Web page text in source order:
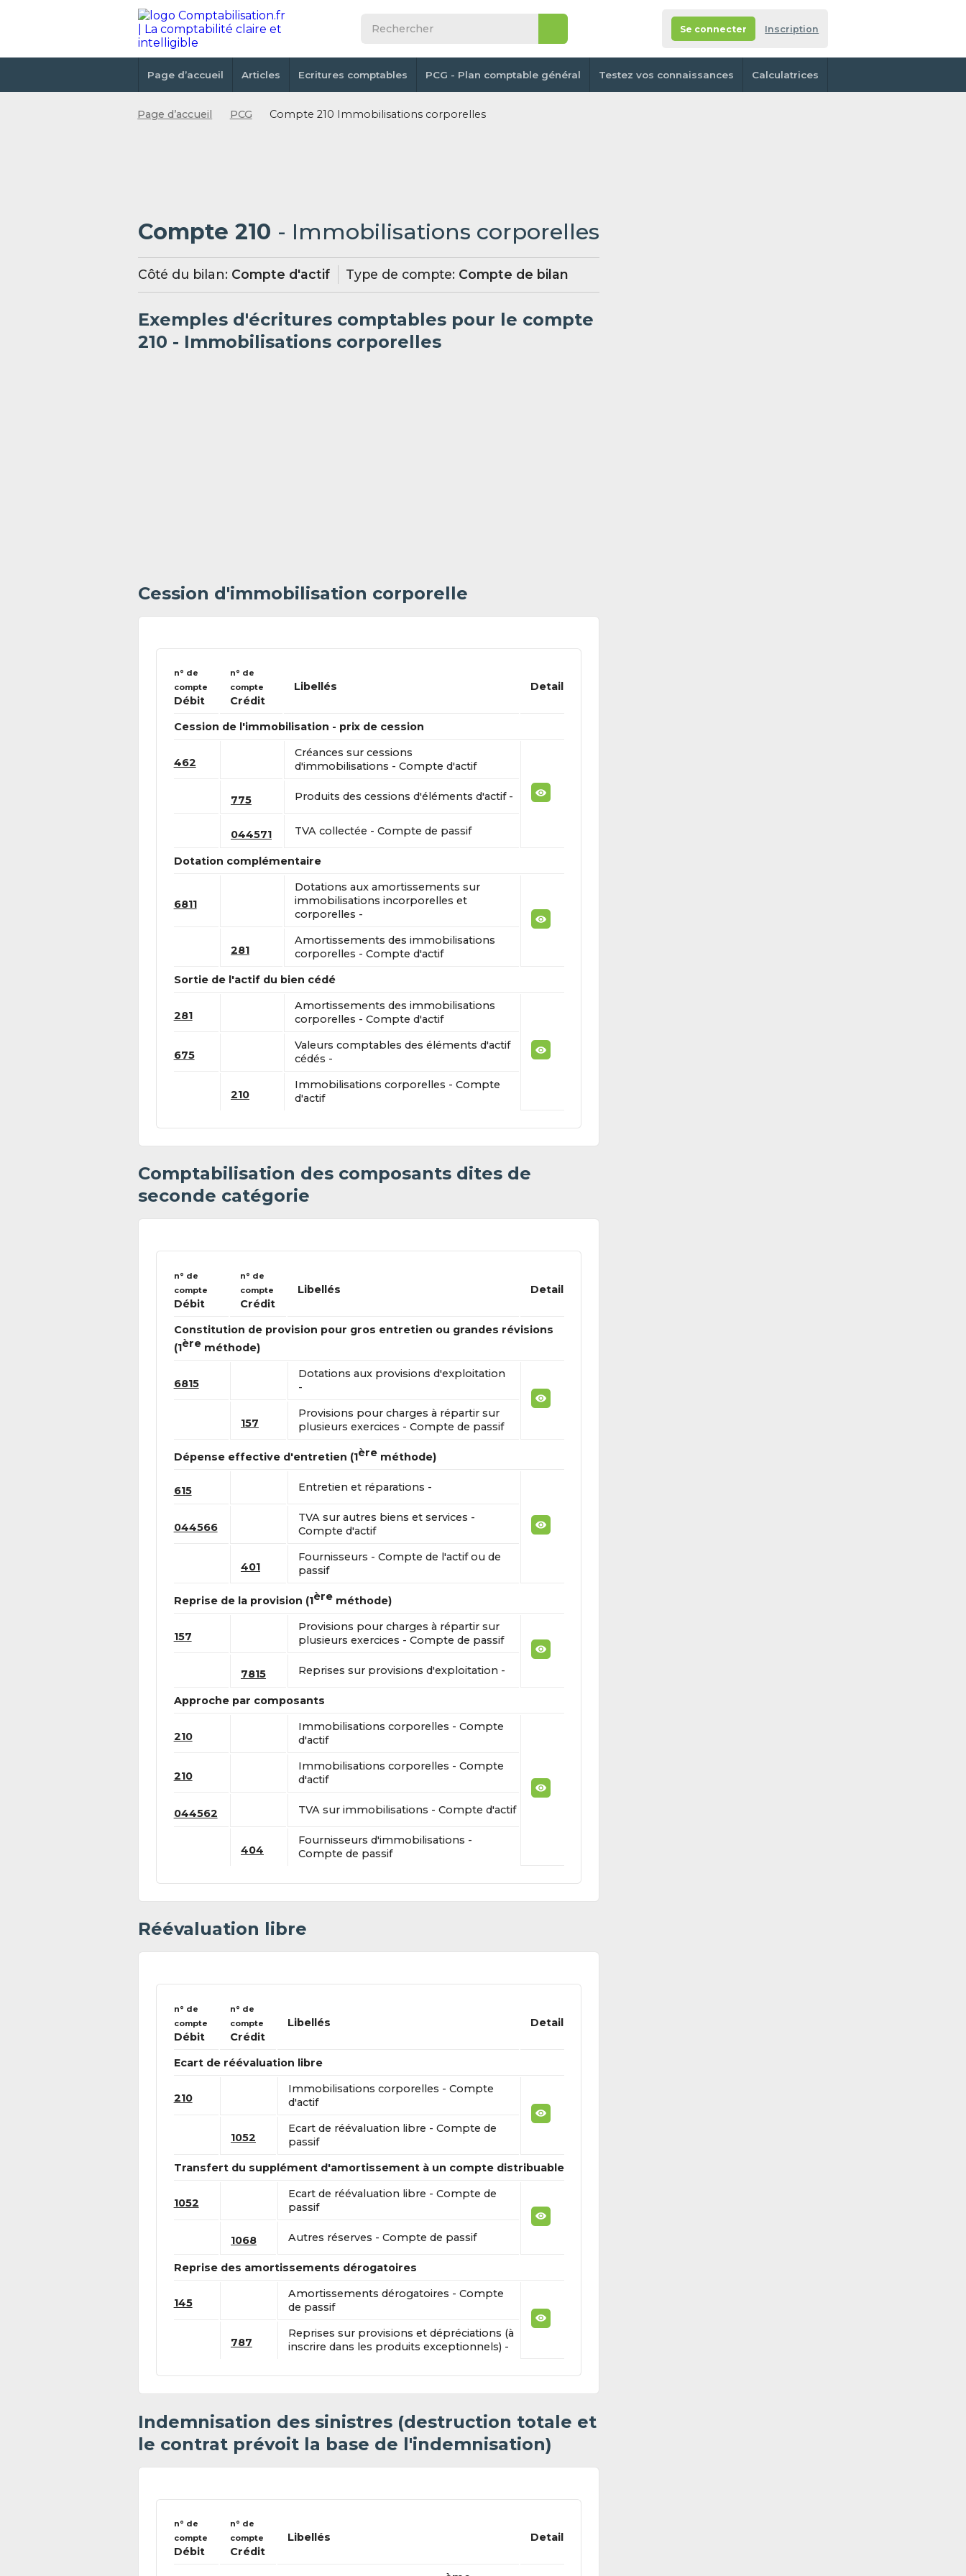
Se connecter Inscription
Page d’accueil Articles Ecritures comptables PCG - Plan comptable général Testez vos connaissances Calculatrices
Page d’accueil PCG Compte 210 Immobilisations corporelles
Compte 210 - Immobilisations corporelles
Côté du bilan: Compte d'actif Type de compte: Compte de bilan
Exemples d'écritures comptables pour le compte
210 - Immobilisations corporelles
Cession d'immobilisation corporelle
n° de
compte
Débit
n° de
compte
Crédit
Libellés Detail
Cession de l'immobilisation - prix de cession
462
Créances sur cessions
d'immobilisations - Compte d'actif
775 Produits des cessions d'éléments d'actif -
044571 TVA collectée - Compte de passif
Dotation complémentaire
6811
Dotations aux amortissements sur
immobilisations incorporelles et
corporelles -
281
Amortissements des immobilisations
corporelles - Compte d'actif
Sortie de l'actif du bien cédé
281
Amortissements des immobilisations
corporelles - Compte d'actif
675
Valeurs comptables des éléments d'actif
cédés -
210
Immobilisations corporelles - Compte
d'actif
Comptabilisation des composants dites de
seconde catégorie
n° de
compte
Débit
n° de
compte
Crédit
Libellés Detail
Constitution de provision pour gros entretien ou grandes révisions
(1èreméthode)
6815
Dotations aux provisions d'exploitation
-
157
Provisions pour charges à répartir sur
plusieurs exercices - Compte de passif
Dépense effective d'entretien (1èreméthode)
615 Entretien et réparations -
044566
TVA sur autres biens et services -
Compte d'actif
401
Fournisseurs - Compte de l'actif ou de
passif
Reprise de la provision (1èreméthode)
157
Provisions pour charges à répartir sur
plusieurs exercices - Compte de passif
7815 Reprises sur provisions d'exploitation -
Approche par composants
210
Immobilisations corporelles - Compte
d'actif
210
Immobilisations corporelles - Compte
d'actif
044562 TVA sur immobilisations - Compte d'actif
404
Fournisseurs d'immobilisations -
Compte de passif
Réévaluation libre
n° de
compte
Débit
n° de
compte
Crédit
Libellés Detail
Ecart de réévaluation libre
210
Immobilisations corporelles - Compte
d'actif
1052
Ecart de réévaluation libre - Compte de
passif
Transfert du supplément d'amortissement à un compte distribuable
1052
Ecart de réévaluation libre - Compte de
passif
1068 Autres réserves - Compte de passif
Reprise des amortissements dérogatoires
145
Amortissements dérogatoires - Compte
de passif
787
Reprises sur provisions et dépréciations (à
inscrire dans les produits exceptionnels) -
Indemnisation des sinistres (destruction totale et
le contrat prévoit la base de l'indemnisation)
n° de
compte
Débit
n° de
compte
Crédit
Libellés Detail